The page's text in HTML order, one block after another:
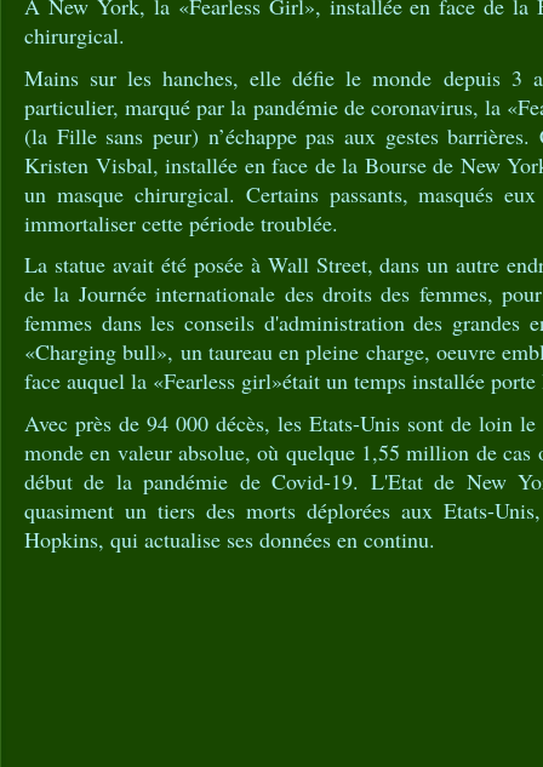
A New York, la «Fearless Girl», installée en face de la
chirurgical.
Mains sur les hanches, elle défie le monde depuis 3
particulier, marqué par la pandémie de coronavirus, la
(la Fille sans peur) n’échappe pas aux gestes
Kristen Visbal, installée en face de la Bourse de New
un masque chirurgical. Certains passants, masqués
immortaliser cette période troublée.
La statue avait été posée à Wall Street, dans un autre
de la Journée internationale des droits des femmes,
femmes dans les conseils d'administration des grandes
«Charging bull», un taureau en pleine charge, oeuvre
face auquel la «Fearless girl»était un temps installée
Avec près de 94 000 décès, les Etats-Unis sont de loin
monde en valeur absolue, où quelque 1,55 million de cas
début de la pandémie de Covid-19. L'Etat de New
quasiment un tiers des morts déplorées aux Etats-
Hopkins, qui actualise ses données en continu.